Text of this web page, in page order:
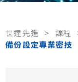
世達先進 > 課程
備份設定專業密技